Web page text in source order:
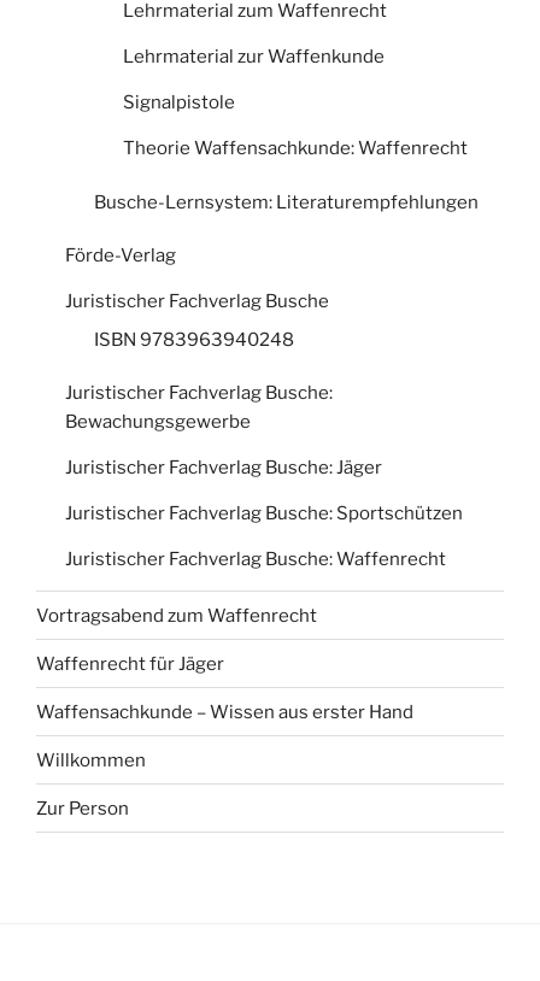
Lehrmaterial zum Waffenrecht
Lehrmaterial zur Waffenkunde
Signalpistole
Theorie Waffensachkunde: Waffenrecht
Busche-Lernsystem: Literaturempfehlungen
Förde-Verlag
Juristischer Fachverlag Busche
ISBN 9783963940248
Juristischer Fachverlag Busche:
Bewachungsgewerbe
Juristischer Fachverlag Busche: Jäger
Juristischer Fachverlag Busche: Sportschützen
Juristischer Fachverlag Busche: Waffenrecht
Vortragsabend zum Waffenrecht
Waffenrecht für Jäger
Waffensachkunde – Wissen aus erster Hand
Willkommen
Zur Person